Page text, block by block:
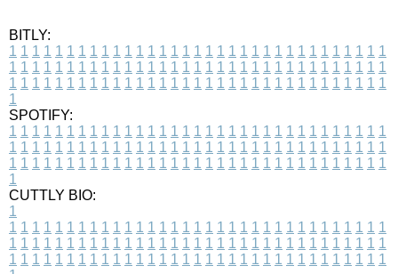
BITLY:
1 1 1 1 1 1 1 1 1 1 1 1 1 1 1 1 1 1 1 1 1 1 1 1 1 1 1 1 1 1 1 1 1
1 1 1 1 1 1 1 1 1 1 1 1 1 1 1 1 1 1 1 1 1 1 1 1 1 1 1 1 1 1 1 1 1
1 1 1 1 1 1 1 1 1 1 1 1 1 1 1 1 1 1 1 1 1 1 1 1 1 1 1 1 1 1 1 1 1
1
SPOTIFY:
1 1 1 1 1 1 1 1 1 1 1 1 1 1 1 1 1 1 1 1 1 1 1 1 1 1 1 1 1 1 1 1 1
1 1 1 1 1 1 1 1 1 1 1 1 1 1 1 1 1 1 1 1 1 1 1 1 1 1 1 1 1 1 1 1 1
1 1 1 1 1 1 1 1 1 1 1 1 1 1 1 1 1 1 1 1 1 1 1 1 1 1 1 1 1 1 1 1 1
1
CUTTLY BIO:
1
1 1 1 1 1 1 1 1 1 1 1 1 1 1 1 1 1 1 1 1 1 1 1 1 1 1 1 1 1 1 1 1 1
1 1 1 1 1 1 1 1 1 1 1 1 1 1 1 1 1 1 1 1 1 1 1 1 1 1 1 1 1 1 1 1 1
1 1 1 1 1 1 1 1 1 1 1 1 1 1 1 1 1 1 1 1 1 1 1 1 1 1 1 1 1 1 1 1 1